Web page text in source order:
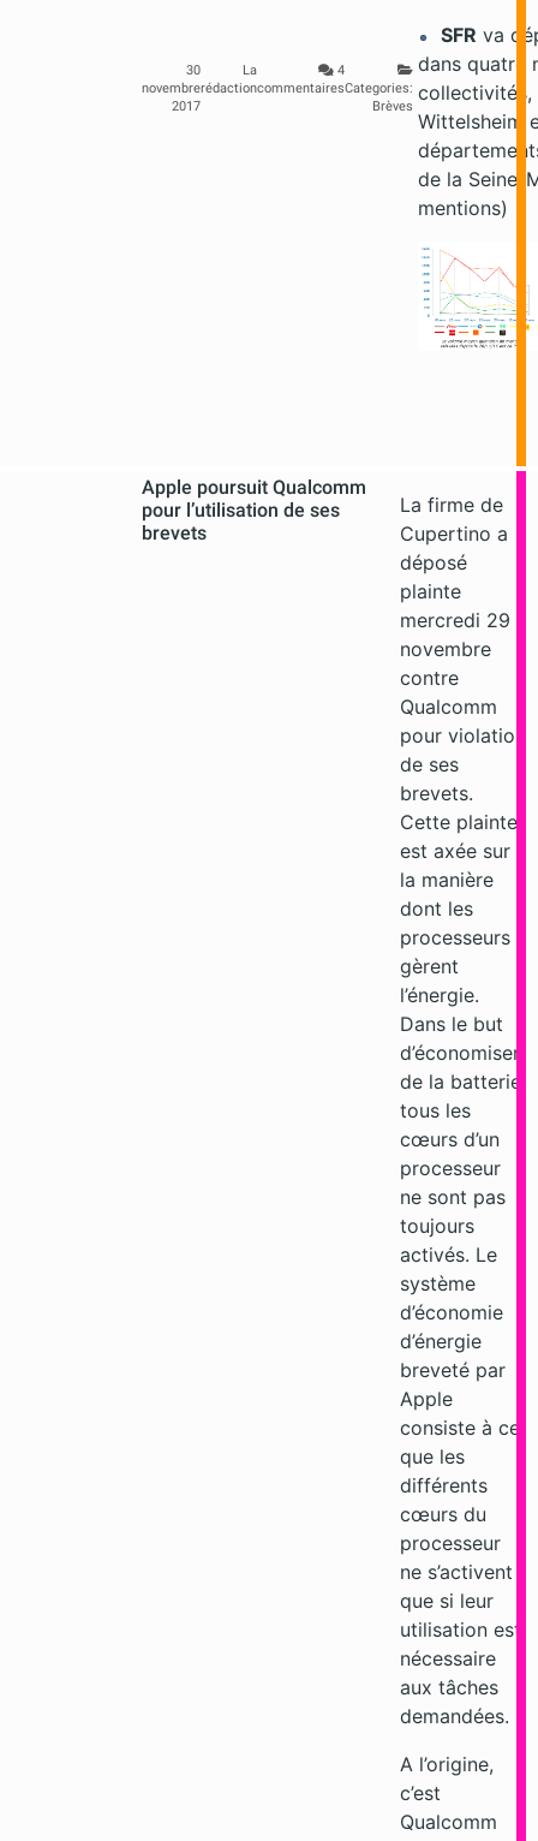
30
novembre
2017
La
rédaction
4
commentairesCategories:
Brèves
SFR va
dans quatre
Wittelsheim
de la Seine-
mentions)
Apple poursuit Qualcomm
pour l’utilisation de ses
brevets
La firme de
Cupertino a
déposé
plainte
mercredi 29
novembre
contre
Qualcomm
pour violation
de ses
brevets.
Cette plainte
est axée sur
la manière
dont les
processeurs
gèrent
l’énergie.
Dans le but
d’économiser
de la batterie,
tous les
cœurs d’un
processeur
ne sont pas
toujours
activés. Le
système
d’économie
d’énergie
breveté par
Apple
consiste à ce
que les
différents
cœurs du
processeur
ne s’activent
que si leur
utilisation est
nécessaire
aux tâches
demandées.
A l’origine,
c’est
Qualcomm